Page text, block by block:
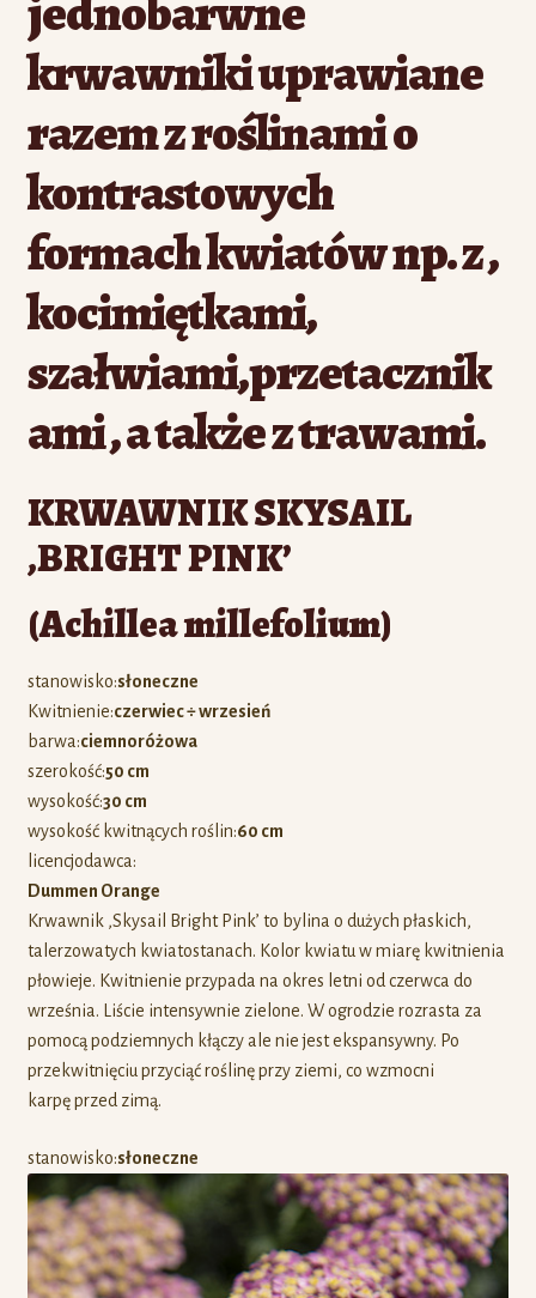
krwawniki uprawiane
razem z roślinami o
kontrastowych
formach kwiatów np. z ,
kocimiętkami,
szałwiami,przetacznik
ami , a także z trawami.
KRWAWNIK SKYSAIL
‚BRIGHT PINK’
(Achillea millefolium)
stanowisko:słoneczne
Kwitnienie:czerwiec ÷ wrzesień
barwa:ciemnoróżowa
szerokość:50 cm
wysokość:30 cm
wysokość kwitnących roślin:60 cm
licencjodawca:
Dummen Orange
Krwawnik ‚Skysail Bright Pink’ to bylina o dużych płaskich,
talerzowatych kwiatostanach. Kolor kwiatu w miarę kwitnienia
płowieje. Kwitnienie przypada na okres letni od czerwca do
września. Liście intensywnie zielone. W ogrodzie rozrasta za
pomocą podziemnych kłączy ale nie jest ekspansywny. Po
przekwitnięciu przyciąć roślinę przy ziemi, co wzmocni
karpę przed zimą.
stanowisko:słoneczne